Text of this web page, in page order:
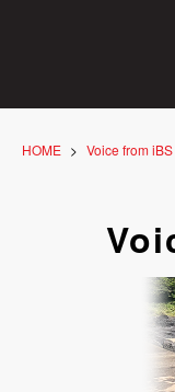
HOME Voice from iBS